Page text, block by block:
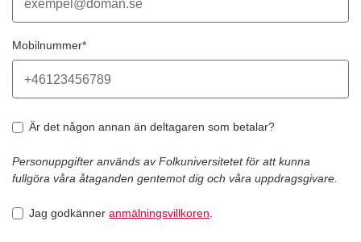
Mobilnummer*
Är det någon annan än deltagaren som betalar?
Personuppgifter används av Folkuniversitetet för att kunna
fullgöra våra åtaganden gentemot dig och våra uppdragsgivare.
Jag godkänneranmälningsvillkoren